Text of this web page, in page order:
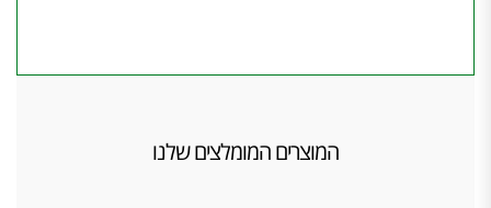
המוצרים המומלצים שלנו